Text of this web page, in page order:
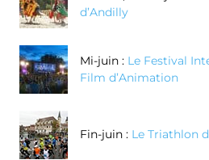
d’Andilly
Mi-juin : Le Festival
Film d’Animation
Fin-juin : Le Triathlon